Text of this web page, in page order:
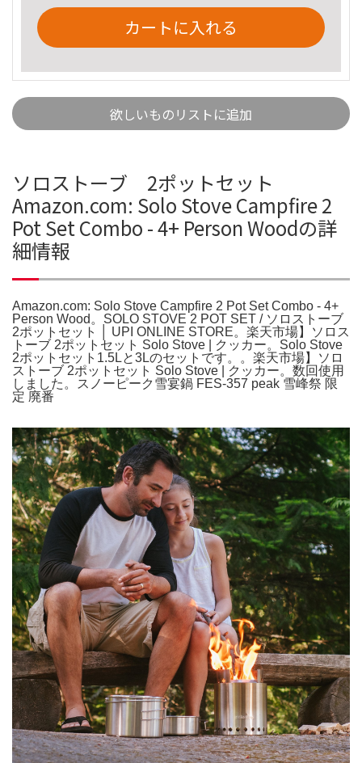
カートに入れる
欲しいものリストに追加
ソロストーブ 2ポットセット
Amazon.com: Solo Stove Campfire 2
Pot Set Combo - 4+ Person Woodの詳
細情報
Amazon.com: Solo Stove Campfire 2 Pot Set Combo - 4+
Person Wood。SOLO STOVE 2 POT SET / ソロストーブ
2ポットセット │ UPI ONLINE STORE。楽天市場】ソロス
トーブ 2ポットセット Solo Stove | クッカー。Solo Stove
2ポットセット1.5Lと3Lのセットです。。楽天市場】ソロ
ストーブ 2ポットセット Solo Stove | クッカー。数回使用
しました。スノーピーク雪宴鍋 FES-357 peak 雪峰祭 限
定 廃番